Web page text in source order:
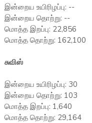
இன்றைய உயிரிழப்பு: --
இன்றைய தொற்று: --
மொத்த இறப்பு: 22,856
மொத்த தொற்று: 162,100
சுவிஸ்
இன்றைய உயிரிழப்பு: 30
இன்றைய தொற்று: 103
மொத்த இறப்பு: 1,640
மொத்த தொற்று: 29,164